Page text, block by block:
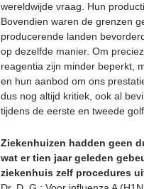
wereldwijde vraag. Hun
Bovendien waren de grenzen
producerende landen
op dezelfde manier. Om
reagentia zijn minder beperkt,
en hun aanbod om ons
dus nog altijd kritiek, ook al
tijdens de eerste en tweede golf.
Ziekenhuizen hadden geen
wat er tien jaar geleden
ziekenhuis zelf procedures